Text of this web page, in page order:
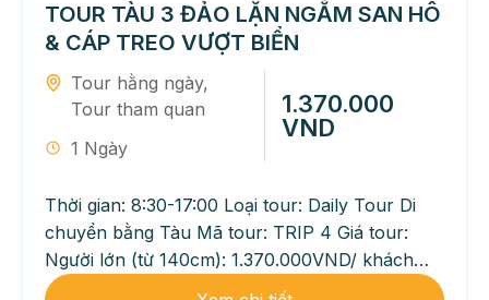
TOUR TÀU 3 ĐẢO LẶN NGẮM SAN HÔ
& CÁP TREO VƯỢT BIỂN
Tour hằng ngày,
Tour tham quan
1 Ngày
1.370.000
VND
Thời gian: 8:30-17:00 Loại tour: Daily Tour Di
chuyển bằng Tàu Mã tour: TRIP 4 Giá tour:
Người lớn (từ 140cm): 1.370.000VND/ khách
Trẻ em...